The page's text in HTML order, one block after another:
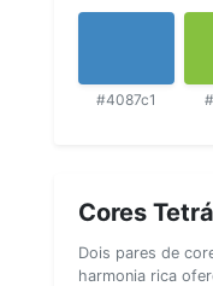
#4087c1
Cores
Dois pares de
harmonia rica